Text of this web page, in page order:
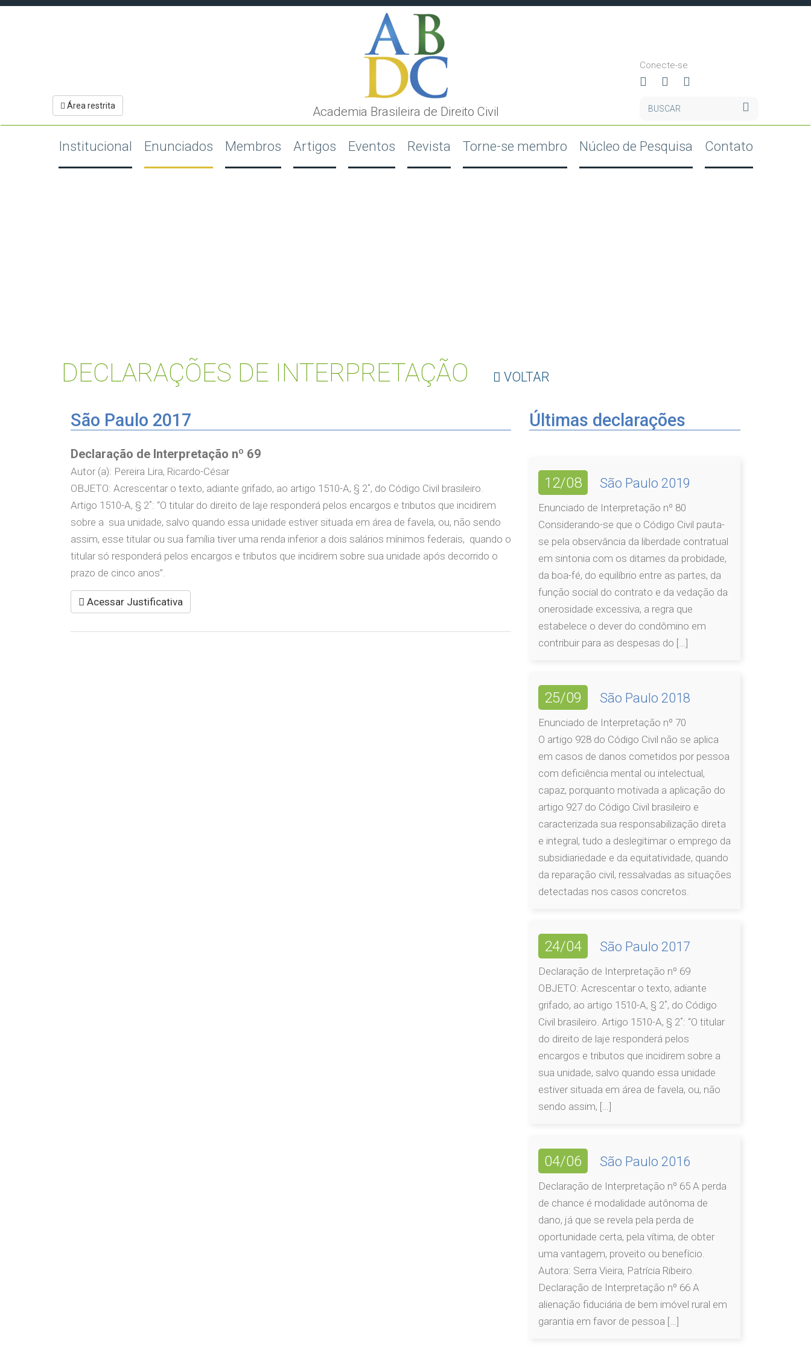
Academia Brasileira de Direito Civil
Área restrita
Conecte-se
Institucional Enunciados Membros Artigos Eventos Revista Torne-se membro Núcleo de Pesquisa Contato
DECLARAÇÕES DE INTERPRETAÇÃO VOLTAR
São Paulo 2017
Declaração de Interpretação nº 69
Autor (a): Pereira Lira, Ricardo-César
OBJETO: Acrescentar o texto, adiante grifado, ao artigo 1510-A, § 2˚, do Código Civil brasileiro.
Artigo 1510-A, § 2˚: “O titular do direito de laje responderá pelos encargos e tributos que incidirem
sobre a sua unidade, salvo quando essa unidade estiver situada em área de favela, ou, não sendo
assim, esse titular ou sua família tiver uma renda inferior a dois salários mínimos federais, quando o
titular só responderá pelos encargos e tributos que incidirem sobre sua unidade após decorrido o
prazo de cinco anos”.
Acessar Justificativa
Últimas declarações
12/08 São Paulo 2019
Enunciado de Interpretação nº 80
Considerando-se que o Código Civil pauta-
se pela observância da liberdade contratual
em sintonia com os ditames da probidade,
da boa-fé, do equilíbrio entre as partes, da
função social do contrato e da vedação da
onerosidade excessiva, a regra que
estabelece o dever do condômino em
contribuir para as despesas do […]
25/09 São Paulo 2018
Enunciado de Interpretação nº 70
O artigo 928 do Código Civil não se aplica
em casos de danos cometidos por pessoa
com deficiência mental ou intelectual,
capaz, porquanto motivada a aplicação do
artigo 927 do Código Civil brasileiro e
caracterizada sua responsabilização direta
e integral, tudo a deslegitimar o emprego da
subsidiariedade e da equitatividade, quando
da reparação civil, ressalvadas as situações
detectadas nos casos concretos.
24/04 São Paulo 2017
Declaração de Interpretação nº 69
OBJETO: Acrescentar o texto, adiante
grifado, ao artigo 1510-A, § 2˚, do Código
Civil brasileiro. Artigo 1510-A, § 2˚: “O titular
do direito de laje responderá pelos
encargos e tributos que incidirem sobre a
sua unidade, salvo quando essa unidade
estiver situada em área de favela, ou, não
sendo assim, […]
04/06 São Paulo 2016
Declaração de Interpretação nº 65 A perda
de chance é modalidade autônoma de
dano, já que se revela pela perda de
oportunidade certa, pela vítima, de obter
uma vantagem, proveito ou benefício.
Autora: Serra Vieira, Patrícia Ribeiro.
Declaração de Interpretação nº 66 A
alienação fiduciária de bem imóvel rural em
garantia em favor de pessoa […]